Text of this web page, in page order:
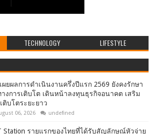
TECHNOLOGY LIFESTYLE
ผยผลการดำเนินงานครึ่งปีแรก 2569 ยังคงรักษา
งการเติบโต เดินหน้าลงทุนธุรกิจอนาคต เสริม
ติบโตระยะยาว
06, 2026 undefined
Station รายแรกของไทยที่ได้รับสัญลักษณ์หัวจ่าย